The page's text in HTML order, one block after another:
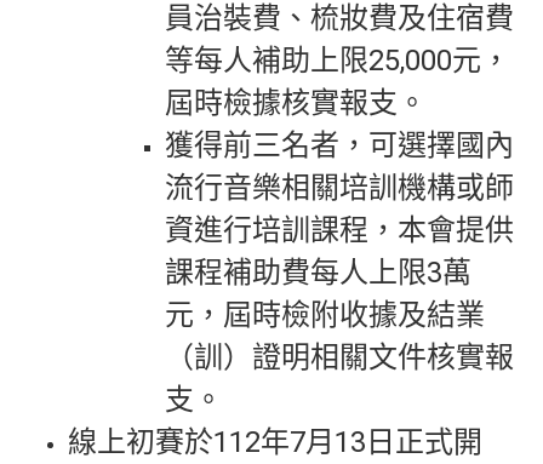
員治裝費、梳妝費及住宿費
等每人補助上限25,000元，
屆時檢據核實報支。
獲得前三名者，可選擇國內
流行音樂相關培訓機構或師
資進行培訓課程，本會提供
課程補助費每人上限3萬
元，屆時檢附收據及結業
（訓）證明相關文件核實報
支。
線上初賽於112年7月13日正式開